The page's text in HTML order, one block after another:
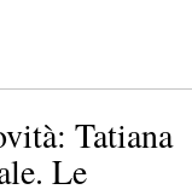
Tatiana
Le